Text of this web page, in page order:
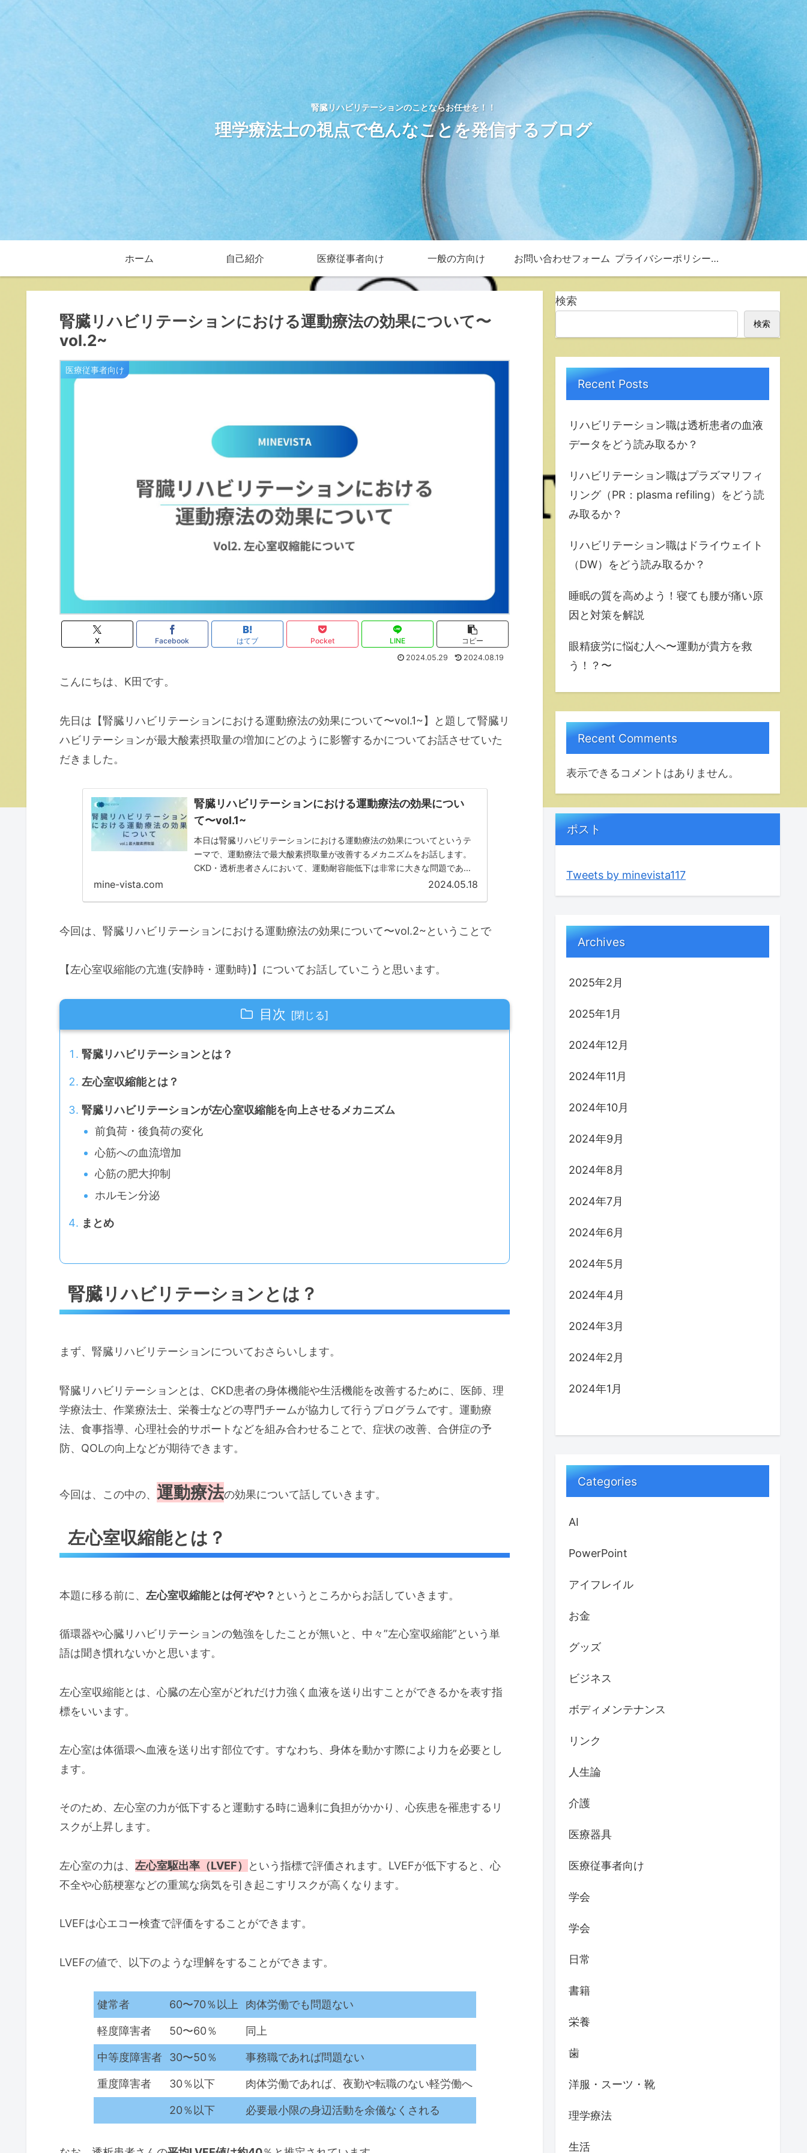
腎臓リハビリテーションのことならお任せを！！
理学療法士の視点で色んなことを発信するブログ
ホーム 自己紹介 医療従事者向け 一般の方向け お問い合わせフォーム プライバシーポリシー・免責事項
腎臓リハビリテーションにおける運動療法の効果について〜
vol.2~
医療従事者向け
X Facebook はてブ Pocket LINE
コピー
2024.05.29
2024.08.19
こんにちは、K田です。
先日は【腎臓リハビリテーションにおける運動療法の効果について〜vol.1~】と題して腎臓リ
ハビリテーションが最大酸素摂取量の増加にどのように影響するかについてお話させていた
だきました。
腎臓リハビリテーションにおける運動療法の効果につい
て〜vol.1~
本日は腎臓リハビリテーションにおける運動療法の効果についてというテ
ーマで、運動療法で最大酸素摂取量が改善するメカニズムをお話します。
CKD・透析患者さんにおいて、運動耐容能低下は非常に大きな問題であ
り、ADL・QOLに直結します。そのため、運動療法を行う上で、運動耐容
mine-vista.com 2024.05.18
今回は、腎臓リハビリテーションにおける運動療法の効果について〜vol.2~ということで
【左心室収縮能の亢進(安静時・運動時)】についてお話していこうと思います。
目次
腎臓リハビリテーションとは？
左心室収縮能とは？
腎臓リハビリテーションが左心室収縮能を向上させるメカニズム
前負荷・後負荷の変化
心筋への血流増加
心筋の肥大抑制
ホルモン分泌
まとめ
腎臓リハビリテーションとは？
まず、腎臓リハビリテーションについておさらいします。
腎臓リハビリテーションとは、CKD患者の身体機能や生活機能を改善するために、医師、理
学療法士、作業療法士、栄養士などの専門チームが協力して行うプログラムです。運動療
法、食事指導、心理社会的サポートなどを組み合わせることで、症状の改善、合併症の予
防、QOLの向上などが期待できます。
今回は、この中の、 運動療法の効果について話していきます。
左心室収縮能とは？
本題に移る前に、 左心室収縮能とは何ぞや？ というところからお話していきます。
循環器や心臓リハビリテーションの勉強をしたことが無いと、中々”左心室収縮能”という単
語は聞き慣れないかと思います。
左心室収縮能とは、心臓の左心室がどれだけ力強く血液を送り出すことができるかを表す指
標をいいます。
左心室は体循環へ血液を送り出す部位です。すなわち、身体を動かす際により力を必要とし
ます。
そのため、左心室の力が低下すると運動する時に過剰に負担がかかり、心疾患を罹患するリ
スクが上昇します。
左心室の力は、 左心室駆出率（LVEF）
という指標で評価されます。LVEFが低下すると、心
不全や心筋梗塞などの重篤な病気を引き起こすリスクが高くなります。
LVEFは心エコー検査で評価をすることができます。
LVEFの値で、以下のような理解をすることができます。
健常者 60〜70％以上 肉体労働でも問題ない
軽度障害者 50〜60％ 同上
中等度障害者 30〜50％ 事務職であれば問題ない
重度障害者 30％以下 肉体労働であれば、夜勤や転職のない軽労働へ
20％以下 必要最小限の身辺活動を余儀なくされる
検索
検索
Recent Posts
リハビリテーション職は透析患者の血液
データをどう読み取るか？
リハビリテーション職はプラズマリフィ
リング（PR：plasma refiling）をどう読
み取るか？
リハビリテーション職はドライウェイト
（DW）をどう読み取るか？
睡眠の質を高めよう！寝ても腰が痛い原
因と対策を解説
眼精疲労に悩む人へ〜運動が貴方を救
う！？〜
Recent Comments
表示できるコメントはありません。
ポスト
Tweets by minevista117
Archives
2025年2月
2025年1月
2024年12月
2024年11月
2024年10月
2024年9月
2024年8月
2024年7月
2024年6月
2024年5月
2024年4月
2024年3月
2024年2月
2024年1月
Categories
AI
PowerPoint
アイフレイル
お金
グッズ
ビジネス
ボディメンテナンス
リンク
人生論
介護
医療器具
医療従事者向け
学会
学会
日常
書籍
栄養
歯
洋服・スーツ・靴
理学療法
生活